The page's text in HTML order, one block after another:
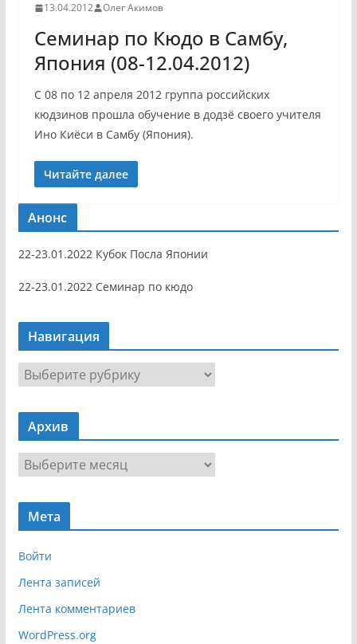
13.04.2012 Олег Акимов
Семинар по Кюдо в Самбу,
Япония (08-12.04.2012)
С 08 по 12 апреля 2012 группа российских
кюдзинов прошла обучение в додзё своего учителя
Ино Киёси в Самбу (Япония).
Читайте далее
Анонс
22-23.01.2022 Кубок Посла Японии
22-23.01.2022 Семинар по кюдо
Навигация
Н
а
в
г
я
Архив
р
х
Мета
Войти
Лента записей
Лента комментариев
WordPress.org